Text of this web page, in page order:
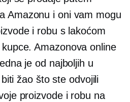
Amazonu i oni vam mogu
i robu s lakoćom
Amazonova online
je od najboljih u
žao što ste odvojili
proizvode i robu na